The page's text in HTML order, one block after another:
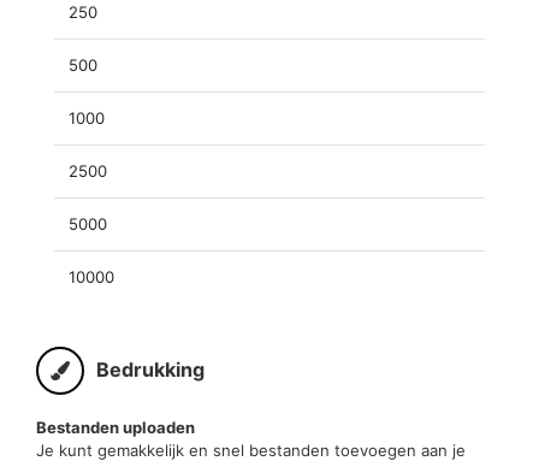
250
500
1000
2500
5000
10000
Bedrukking
Bestanden uploaden
Je kunt gemakkelijk en snel bestanden toevoegen aan je